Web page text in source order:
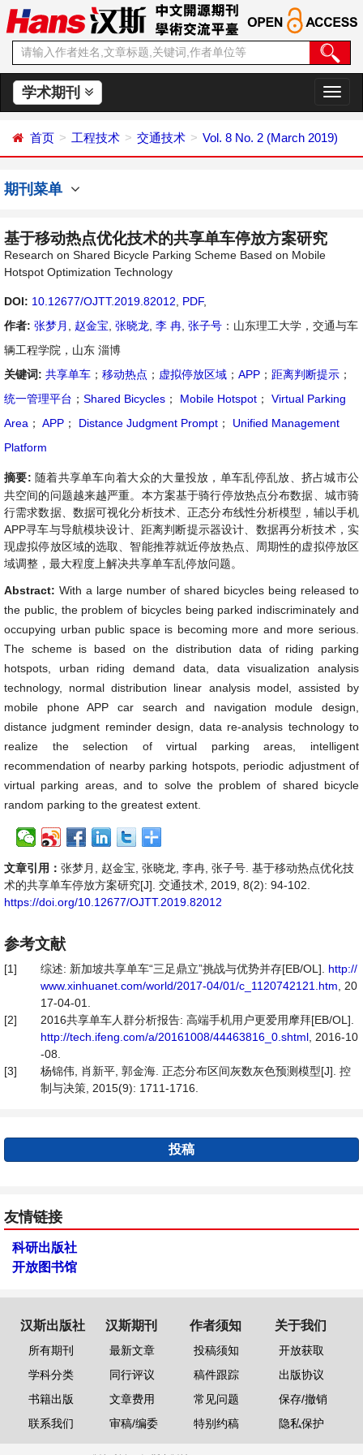
学术期刊
切
换
航
首页 工程技术 交通技术 Vol. 8 No. 2 (March 2019)
期刊菜单
基于移动热点优化技术的共享单车停放方案研究
Research on Shared Bicycle Parking Scheme Based on Mobile
Hotspot Optimization Technology
DOI: 10.12677/OJTT.2019.82012 PDF,
作者: 张梦月 赵金宝 张晓龙 李 冉 张子号 ：山东理工大学，交通与车
辆工程学院，山东 淄博
关键词: 共享单车 ； 移动热点 ； 虚拟停放区域 ； APP ； 距离判断提示 ；
统一管理平台 ； Shared Bicycles ； Mobile Hotspot ；
Virtual Parking
Area ； APP ； Distance Judgment Prompt ；
Unified Management
Platform
摘要: 随着共享单车向着大众的大量投放，单车乱停乱放、挤占城市公
共空间的问题越来越严重。本方案基于骑行停放热点分布数据、城市骑
行需求数据、数据可视化分析技术、正态分布线性分析模型，辅以手机
APP寻车与导航模块设计、距离判断提示器设计、数据再分析技术，实
现虚拟停放区域的选取、智能推荐就近停放热点、周期性的虚拟停放区
域调整，最大程度上解决共享单车乱停放问题。
Abstract: With a large number of shared bicycles being released to
the public, the problem of bicycles being parked indiscriminately and
occupying urban public space is becoming more and more serious.
The scheme is based on the distribution data of riding parking
hotspots, urban riding demand data, data visualization analysis
technology, normal distribution linear analysis model, assisted by
mobile phone APP car search and navigation module design,
distance judgment reminder design, data re-analysis technology to
realize the selection of virtual parking areas, intelligent
recommendation of nearby parking hotspots, periodic adjustment of
virtual parking areas, and to solve the problem of shared bicycle
random parking to the greatest extent.
文章引用： 张梦月, 赵金宝, 张晓龙, 李冉, 张子号. 基于移动热点优化技
术的共享单车停放方案研究[J]. 交通技术, 2019, 8(2): 94-102.
https://doi.org/10.12677/OJTT.2019.82012
参考文献
[1] 综述: 新加坡共享单车“三足鼎立”挑战与优势并存[EB/OL]. http://
www.xinhuanet.com/world/2017-04/01/c_1120742121.htm , 20
17-04-01.
[2]
2016共享单车人群分析报告: 高端手机用户更爱用摩拜[EB/OL].
http://tech.ifeng.com/a/20161008/44463816_0.shtml , 2016-10
-08.
[3]
杨锦伟, 肖新平, 郭金海. 正态分布区间灰数灰色预测模型[J]. 控
制与决策, 2015(9): 1711-1716.
投稿
友情链接
科研出版社
开放图书馆
汉斯出版社
所有期刊
学科分类
书籍出版
联系我们
汉斯期刊
最新文章
同行评议
文章费用
审稿/编委
作者须知
投稿须知
稿件跟踪
常见问题
特别约稿
关于我们
开放获取
出版协议
保存/撤销
隐私保护